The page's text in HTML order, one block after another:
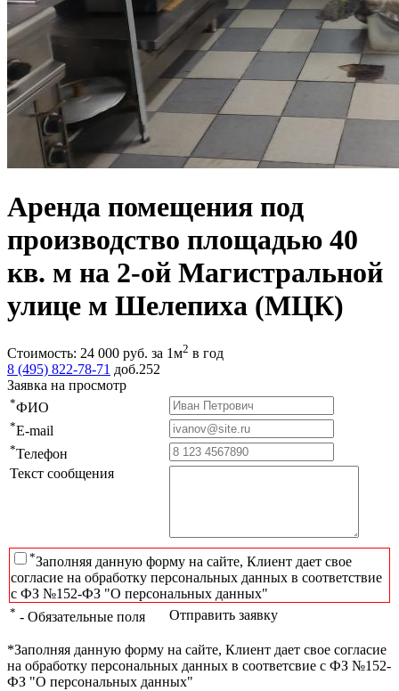
Аренда помещения под
производство площадью 40
кв. м на 2-ой Магистральной
улице м Шелепиха (МЦК)
Стоимость: 24 000 руб. за 1м2 в год
8 (495) 822-78-71 доб.252
Заявка на просмотр
*ФИО
*E-mail
*Телефон
Текст сообщения
*Заполняя данную форму на сайте, Клиент дает свое
согласие на обработку персональных данных в соответствие
с ФЗ №152-ФЗ "О персональных данных"
* - Обязательные поля Отправить заявку
*Заполняя данную форму на сайте, Клиент дает свое согласие
на обработку персональных данных в соответсвие с ФЗ №152-
ФЗ "О персональных данных"